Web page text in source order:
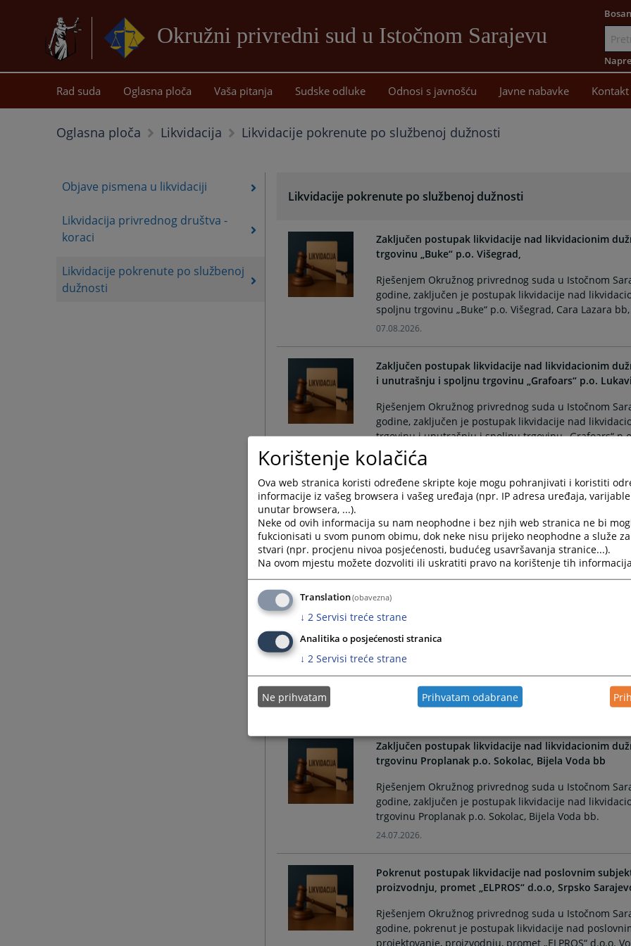
Okružni privredni sud u Istočnom Sarajevu
sadržaj
Rad suda Oglasna ploča Vaša pitanja Sudske odluke Odnosi s javnošću Javne nabavke Kontakt
Oglasna ploča Likvidacija Likvidacije pokrenute po službenoj dužnosti
Objave pismena u likvidaciji
Likvidacija privrednog društva -
koraci
Likvidacije pokrenute po službenoj
dužnosti
Likvidacije pokrenute po službenoj dužnosti
Zaključen postupak likvidacije nad likvidacionim
trgovinu „Buke“ p.o. Višegrad,
Rješenjem Okružnog privrednog suda u Istočnom
godine, zaključen je postupak likvidacije nad
spoljnu trgovinu „Buke“ p.o. Višegrad, Cara Lazara
07.08.2026.
Zaključen postupak likvidacije nad likvidacionim
i unutrašnju i spoljnu trgovinu „Grafoars“ p.o.
Rješenjem Okružnog privrednog suda u Istočnom
godine, zaključen je postupak likvidacije nad
trgovinu i unutrašnju i spoljnu trgovinu „Grafoars“
31.07.2026.
Pokrenut postupak likvidacije nad poslovnim
Rješenjem Okružnog privrednog suda u Istočnom
godine, pokrenut je postupak likvidacije nad
trgovinu i transport „JUNIVERZAL“ d.o.o. Srpsko
24.07.2026.
Pokrenut postupak likvidacije nad poslovnim
Srpsko Sarajevo
Rješenjem Okružnog privrednog suda u Istočnom
godine, pokrenut je postupak likvidacije nad poslovnim
S.O, Vuka Karadžića bb, Srpsko Sarajevo.
24.07.2026.
Zaključen postupak likvidacije nad likvidacionim
trgovinu Proplanak p.o. Sokolac, Bijela Voda bb
Rješenjem Okružnog privrednog suda u Istočnom
godine, zaključen je postupak likvidacije nad
trgovinu Proplanak p.o. Sokolac, Bijela Voda bb.
24.07.2026.
Pokrenut postupak likvidacije nad poslovnim
proizvodnju, promet „ELPROS“ d.o.o, Srpsko
Rješenjem Okružnog privrednog suda u Istočnom
godine, pokrenut je postupak likvidacije nad
projektovanje, proizvodnju, promet „ELPROS“ d.o.o.
Korištenje kolačića
Ova web stranica koristi određene skripte koje mogu pohranjivati i koristiti
informacije iz vašeg browsera i vašeg uređaja (npr. IP adresa uređaja,
unutar browsera, ...).
Neke od ovih informacija su nam neophodne i bez njih web stranica ne bi
fukcionisati u svom punom obimu, dok neke nisu prijeko neophodne a služe
stvari (npr. procjenu nivoa posjećenosti, budućeg usavršavanja stranice...).
Na ovom mjestu možete dozvoliti ili uskratiti pravo na korištenje tih
Translation(obavezna)
↓ 2 Servisi treće strane
Analitika o posjećenosti stranica
↓ 2 Servisi treće strane
Ne prihvatam Prihvatam odabrane